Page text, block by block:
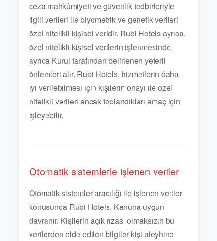
ceza mahkûmiyeti ve güvenlik tedbirleriyle
ilgili verileri ile biyometrik ve genetik verileri
özel nitelikli kişisel veridir. Rubi Hotels ayrıca,
özel nitelikli kişisel verilerin işlenmesinde,
ayrıca Kurul tarafından belirlenen yeterli
önlemleri alır. Rubi Hotels, hizmetlerin daha
iyi verilebilmesi için kişilerin onayı ile özel
nitelikli verileri ancak toplandıkları amaç için
işleyebilir.
Otomatik sistemlerle işlenen veriler
Otomatik sistemler aracılığı ile işlenen veriler
konusunda Rubi Hotels, Kanuna uygun
davranır. Kişilerin açık rızası olmaksızın bu
verilerden elde edilen bilgiler kişi aleyhine